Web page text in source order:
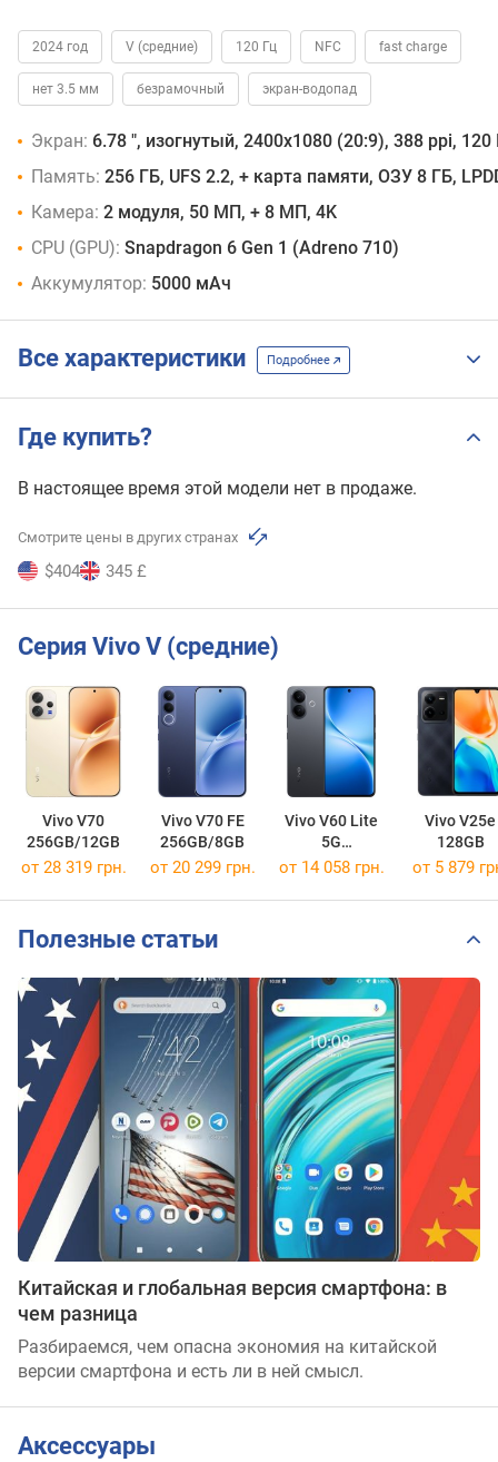
2024 год V (средние) 120 Гц NFC fast charge
нет 3.5 мм безрамочный экран-водопад
Экран: 6.78 ", изогнутый, 2400x1080 (20:9), 388 ppi,
Память: 256 ГБ, UFS 2.2, + карта памяти, ОЗУ 8 ГБ,
Камера: 2 модуля, 50 МП, + 8 МП, 4K
CPU (GPU): Snapdragon 6 Gen 1 (Adreno 710)
Аккумулятор: 5000 мАч
Все характеристики Подробнее
Где купить?
В настоящее время этой модели нет в продаже.
Смотрите цены в других странах
$404 345 £
Серия Vivo V (средние)
Vivo V70
256GB/12GB
Vivo V70 FE
256GB/8GB
Vivo V60 Lite
5G
256Gb/12GB
Vivo V25e
128GB
от 28 319 грн. от 20 299 грн. от 14 058 грн. от 5 879
Полезные статьи
Китайская и глобальная версия смартфона: в
чем разница
Разбираемся, чем опасна экономия на китайской
версии смартфона и есть ли в ней смысл.
Аксессуары